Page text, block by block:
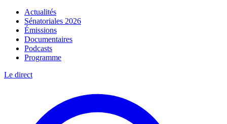
Actualités
Sénatoriales 2026
Émissions
Documentaires
Podcasts
Programme
Le direct